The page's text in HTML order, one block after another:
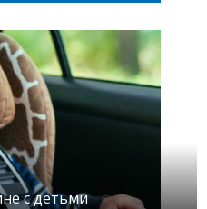
с детьми